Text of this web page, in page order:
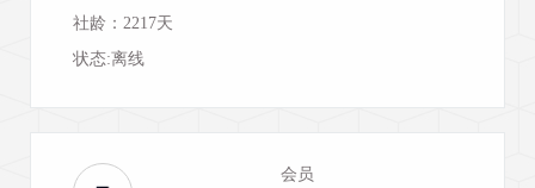
社龄：2217天
状态:离线
会员